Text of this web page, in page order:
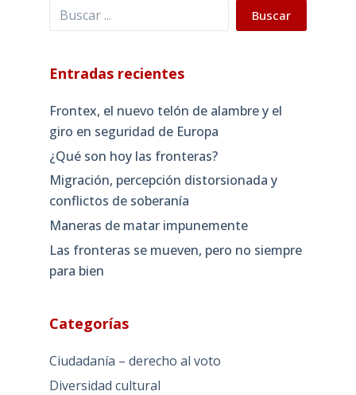
Buscar Buscar
Entradas recientes
Frontex, el nuevo telón de alambre y el
giro en seguridad de Europa
¿Qué son hoy las fronteras?
Migración, percepción distorsionada y
conflictos de soberanía
Maneras de matar impunemente
Las fronteras se mueven, pero no siempre
para bien
Categorías
Ciudadanía – derecho al voto
Diversidad cultural